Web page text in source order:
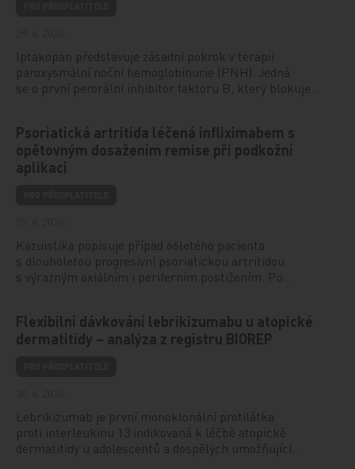
Iptakopan představuje zásadní pokrok v terapii
paroxysmální noční hemoglobinurie (PNH). Jedná
se o první perorální inhibitor faktoru B, který blokuje…
Psoriatická artritida léčená infliximabem s
opětovným dosažením remise při podkožní
aplikaci
Kazuistika popisuje případ 66letého pacienta
s dlouholetou progresivní psoriatickou artritidou
s výrazným axiálním i periferním postižením. Po…
Flexibilní dávkování lebrikizumabu u atopické
dermatitidy – analýza z registru BIOREP
Lebrikizumab je první monoklonální protilátka
proti interleukinu 13 indikovaná k léčbě atopické
dermatitidy u adolescentů a dospělých umožňující…